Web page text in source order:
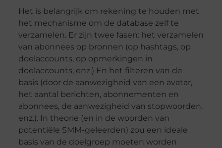
Het is belangrijk om rekening te houden met
het mechanisme om de database zelf te
verzamelen. Er zijn twee fasen: het verzamelen
van abonnees op bronnen (op hashtags, op
doelaccounts, op opmerkingen in
doelaccounts, enz.) En het filteren van de
basis (door de aanwezigheid van een avatar,
het aantal berichten, abonnementen en
abonnees, de aanwezigheid van stopwoorden,
enz.). In theorie (en in de woorden van
potentiële SMM-geleerden) zou een ideale
basis van de doelgroep moeten worden